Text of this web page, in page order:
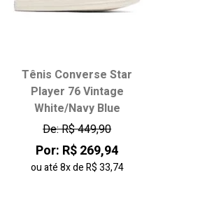
Escolha seu tamanho:
Tênis Converse Star
Player 76 Vintage
White/Navy Blue
De: R$ 449,90
Por: R$ 269,94
ou até8xdeR$ 33,74